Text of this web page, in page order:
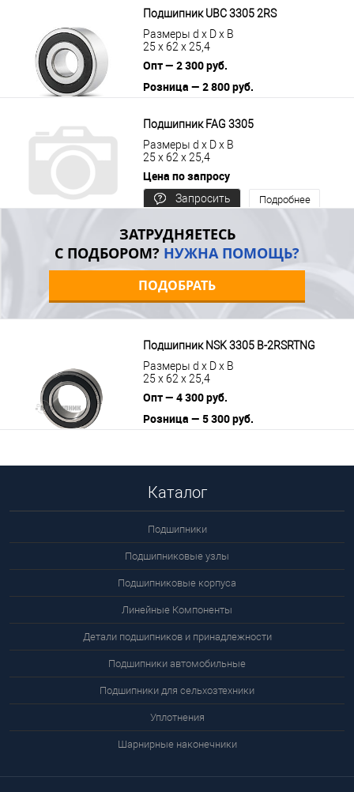
Подшипник UBC 3305 2RS
Размеры d x D x B
25 x 62 x 25,4
Опт — 2 300 руб.
Розница — 2 800 руб.
Подшипник FAG 3305
Размеры d x D x B
25 x 62 x 25,4
Цена по запросу
Запросить
Подробнее
ЗАТРУДНЯЕТЕСЬ
С ПОДБОРОМ? НУЖНА ПОМОЩЬ?
ПОДОБРАТЬ
Подшипник NSK 3305 B-2RSRTNG
Размеры d x D x B
25 x 62 x 25,4
Опт — 4 300 руб.
Розница — 5 300 руб.
Каталог
Подшипники
Подшипниковые узлы
Подшипниковые корпуса
Линейные Компоненты
Детали подшипников и принадлежности
Подшипники автомобильные
Подшипники для сельхозтехники
Уплотнения
Шарнирные наконечники